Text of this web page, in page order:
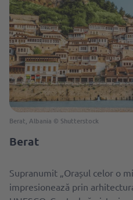
Berat, Albania © Shutterstock
Berat
Supranumit „Orașul celor o
impresionează prin